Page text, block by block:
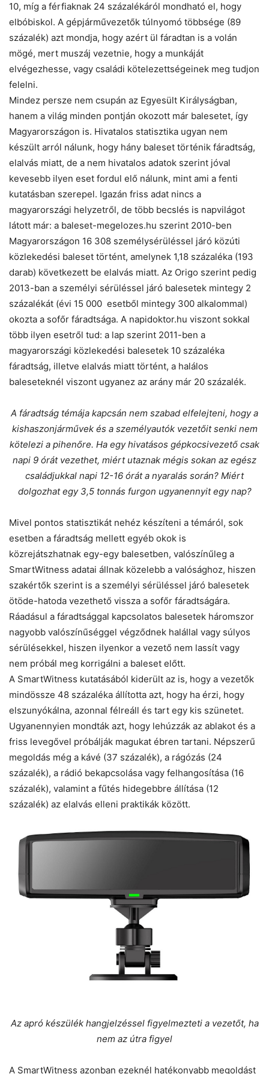
10, míg a férfiaknak 24 százalékáról mondható el, hogy
elbóbiskol. A gépjárművezetők túlnyomó többsége (89
százalék) azt mondja, hogy azért ül fáradtan is a volán
mögé, mert muszáj vezetnie, hogy a munkáját
elvégezhesse, vagy családi kötelezettségeinek meg tudjon
felelni.
Mindez persze nem csupán az Egyesült Királyságban,
hanem a világ minden pontján okozott már balesetet, így
Magyarországon is. Hivatalos statisztika ugyan nem
készült arról nálunk, hogy hány baleset történik fáradtság,
elalvás miatt, de a nem hivatalos adatok szerint jóval
kevesebb ilyen eset fordul elő nálunk, mint ami a fenti
kutatásban szerepel. Igazán friss adat nincs a
magyarországi helyzetről, de több becslés is napvilágot
látott már: a baleset-megelozes.hu szerint 2010-ben
Magyarországon 16 308 személysérüléssel járó közúti
közlekedési baleset történt, amelynek 1,18 százaléka (193
darab) következett be elalvás miatt. Az Origo szerint pedig
2013-ban a személyi sérüléssel járó balesetek mintegy 2
százalékát (évi 15 000 esetből mintegy 300 alkalommal)
okozta a sofőr fáradtsága. A napidoktor.hu viszont sokkal
több ilyen esetről tud: a lap szerint 2011-ben a
magyarországi közlekedési balesetek 10 százaléka
fáradtság, illetve elalvás miatt történt, a halálos
baleseteknél viszont ugyanez az arány már 20 százalék.
A fáradtság témája kapcsán nem szabad elfelejteni, hogy a
kishaszonjárművek és a személyautók vezetőit senki nem
kötelezi a pihenőre. Ha egy hivatásos gépkocsivezető csak
napi 9 órát vezethet, miért utaznak mégis sokan az egész
családjukkal napi 12-16 órát a nyaralás során? Miért
dolgozhat egy 3,5 tonnás furgon ugyanennyit egy nap?
Mivel pontos statisztikát nehéz készíteni a témáról, sok
esetben a fáradtság mellett egyéb okok is
közrejátszhatnak egy-egy balesetben, valószínűleg a
SmartWitness adatai állnak közelebb a valósághoz, hiszen
szakértők szerint is a személyi sérüléssel járó balesetek
ötöde-hatoda vezethető vissza a sofőr fáradtságára.
Ráadásul a fáradtsággal kapcsolatos balesetek háromszor
nagyobb valószínűséggel végződnek halállal vagy súlyos
sérülésekkel, hiszen ilyenkor a vezető nem lassít vagy
nem próbál meg korrigálni a baleset előtt.
A SmartWitness kutatásából kiderült az is, hogy a vezetők
mindössze 48 százaléka állította azt, hogy ha érzi, hogy
elszunyókálna, azonnal félreáll és tart egy kis szünetet.
Ugyanennyien mondták azt, hogy lehúzzák az ablakot és a
friss levegővel próbálják magukat ébren tartani. Népszerű
megoldás még a kávé (37 százalék), a rágózás (24
százalék), a rádió bekapcsolása vagy felhangosítása (16
százalék), valamint a fűtés hidegebbre állítása (12
százalék) az elalvás elleni praktikák között.
Az apró készülék hangjelzéssel figyelmezteti a vezetőt, ha
nem az útra figyel
A SmartWitness azonban ezeknél hatékonyabb megoldást